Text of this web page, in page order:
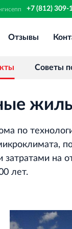
+7 (812) 309-
недвижимости в
и
институт по
Отзывы
Советы
по
затратами на
лет.